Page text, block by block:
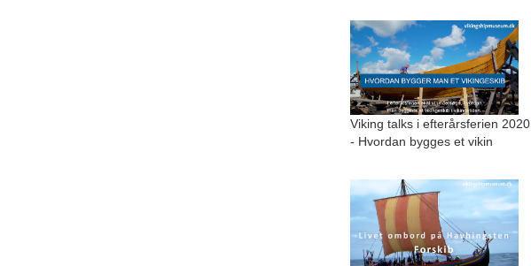
Viking talks i efterårsferien 2020
- Hvordan bygges et vikin